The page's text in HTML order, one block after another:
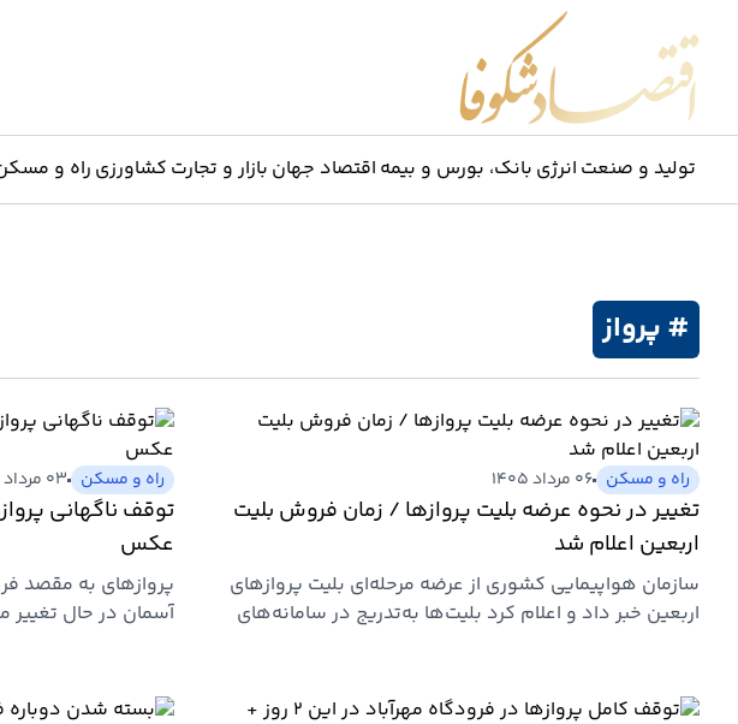
تولید و صنعت انرژی بانک، بورس و بیمه اقتصاد جهان بازار و تجارت کشاورزی راه و
# پرواز
راه و مسکن ۰۶ مرداد ۱۴۰۵
تغییر در نحوه عرضه بلیت پروازها / زمان فروش بلیت
اربعین اعلام شد
سازمان هواپیمایی کشوری از عرضه مرحله‌ای بلیت پروازهای
اربعین خبر داد و اعلام کرد بلیت‌ها به‌تدریج در سامانه‌های
راه و مسکن ۰۳ مرداد ۱۴۰۵
توقف ناگهانی
عکس
پروازهای به مقصد
آسمان در حال